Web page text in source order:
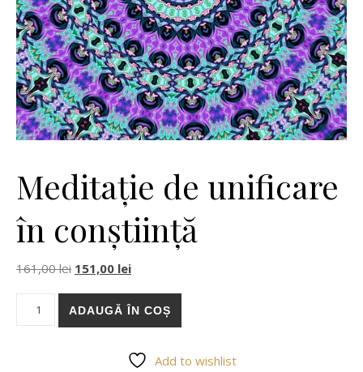
Meditație de unificare
în conștiință
161,00lei Prețul inițial a fost: 161,00 lei.
151,00 leiPrețul curent este: 151,00 lei.
Cantitate Meditație de unificare în conștiință
ADAUGĂ ÎN COȘ
Add to wishlist